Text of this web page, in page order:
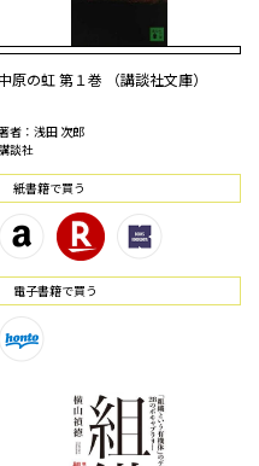
原の虹 第１巻 （講談社文庫）
者：浅田 次郎
談社
紙書籍で買う
電⼦書籍で買う